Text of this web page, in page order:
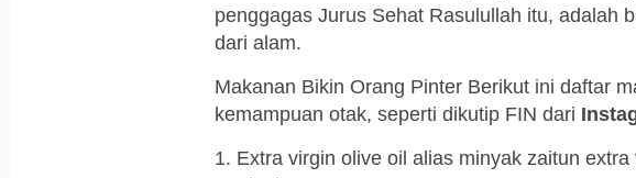
penggagas Jurus Sehat Rasulullah itu, adalah
dari alam.
Makanan Bikin Orang Pinter Berikut ini daftar
kemampuan otak, seperti dikutip FIN dari
1. Extra virgin olive oil alias minyak zaitun extra